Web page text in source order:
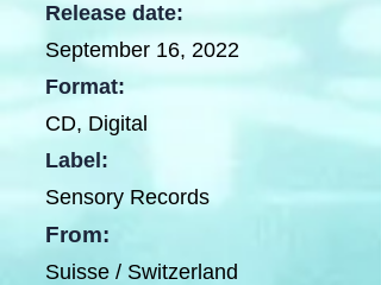
Release date:
September 16, 2022
Format:
CD, Digital
Label:
Sensory Records
From:
Suisse / Switzerland